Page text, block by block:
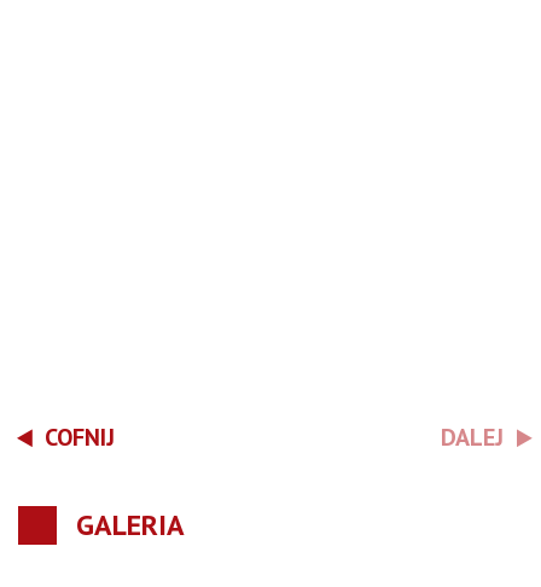
COFNIJ DALEJ
GALERIA